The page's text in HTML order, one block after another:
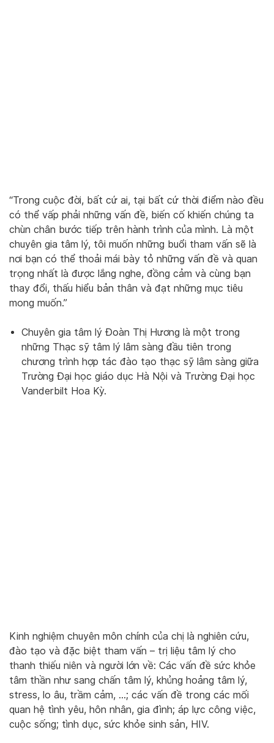
“Trong cuộc đời, bất cứ ai, tại bất cứ thời điểm nào đều
có thể vấp phải những vấn đề, biến cố khiến chúng ta
chùn chân bước tiếp trên hành trình của mình. Là một
chuyên gia tâm lý, tôi muốn những buổi tham vấn sẽ là
nơi bạn có thể thoải mái bày tỏ những vấn đề và quan
trọng nhất là được lắng nghe, đồng cảm và cùng bạn
thay đổi, thấu hiểu bản thân và đạt những mục tiêu
mong muốn.”
Chuyên gia tâm lý Đoàn Thị Hương là một trong
những Thạc sỹ tâm lý lâm sàng đầu tiên trong
chương trình hợp tác đào tạo thạc sỹ lâm sàng giữa
Trường Đại học giáo dục Hà Nội và Trường Đại học
Vanderbilt Hoa Kỳ.
Kinh nghiệm chuyên môn chính của chị là nghiên cứu,
đào tạo và đặc biệt tham vấn – trị liệu tâm lý cho
thanh thiếu niên và người lớn về: Các vấn đề sức khỏe
tâm thần như sang chấn tâm lý, khủng hoảng tâm lý,
stress, lo âu, trầm cảm, …; các vấn đề trong các mối
quan hệ tình yêu, hôn nhân, gia đình; áp lực công việc,
cuộc sống; tình dục, sức khỏe sinh sản, HIV.